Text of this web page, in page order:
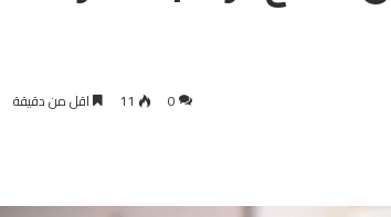
0
11 اقل من دقيقة